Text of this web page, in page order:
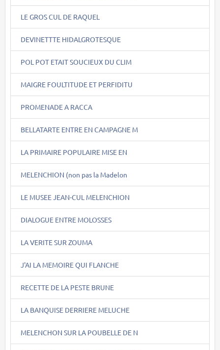
LE GROS CUL DE RAQUEL
DEVINETTTE HIDALGROTESQUE
POL POT ETAIT SOUCIEUX DU CLIM
MAIGRE FOULTITUDE ET PERFIDITU
PROMENADE A RACCA
BELLATARTE ENTRE EN CAMPAGNE M
LA PRIMAIRE POPULAIRE MISE EN
MELENCHION (non pas la Madelon
LE MUSEE JEAN-CUL MELENCHION
DIALOGUE ENTRE MOLOSSES
LA VERITE SUR ZOUMA
J'AI LA MEMOIRE QUI FLANCHE
RECETTE DE LA PESTE BRUNE
LA BANQUISE DERRIERE MELUCHE
MELENCHON SUR LA POUBELLE DE N